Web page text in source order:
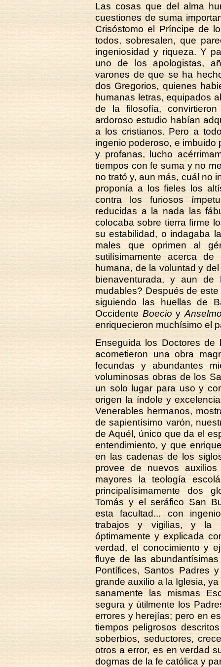
Las cosas que del alma
cuestiones de suma
Crisóstomo el Príncipe de
todos, sobresalen, que
ingeniosidad y riqueza. Y
uno de los apologistas,
varones de que se ha
dos Gregorios, quienes
humanas letras, equipados
de la filosofía,
ardoroso estudio habían
a los cristianos. Pero a
ingenio poderoso, e
y profanas, lucho
tiempos con fe suma y no
no trató y, aun más, cuál no
proponía a los fieles los
contra los furiosos
reducidas a la nada las
colocaba sobre tierra firme
su estabilidad, o indagaba
males que oprimen al
sutilísimamente acerca
humana, de la voluntad y
bienaventurada, y aun
mudables? Después de
siguiendo las huellas de
Occidente Boecio y
enriquecieron muchísimo el
Enseguida los Doctores de
acometieron una obra
fecundas y abundantes
voluminosas obras de los
un solo lugar para uso y
origen la índole y
Venerables hermanos,
de sapientísimo varón,
de Aquél, único que da el
entendimiento, y que
en las cadenas de los
provee de nuevos
mayores la teología
principalísimamente dos
Tomás y el seráfico San
esta facultad... con
trabajos y vigilias, y la
óptimamente y explicada
verdad, el conocimiento y
fluye de las
Pontífices, Santos Padres
grande auxilio a la Iglesia,
sanamente las mismas
segura y útilmente los
errores y herejías; pero en
tiempos peligrosos
soberbios, seductores,
otros a error, es en verdad
dogmas de la fe católica y